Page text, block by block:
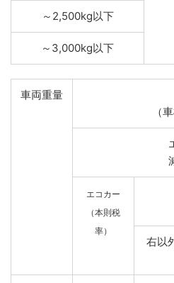
～2,500kg以下
～3,000kg以下
車両重量
（
エコカー
（本則税
率）
右以